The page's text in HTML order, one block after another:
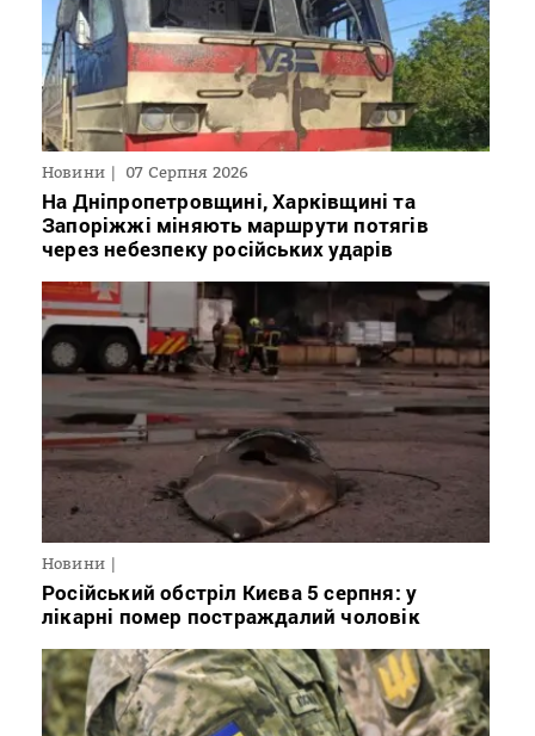
Новини 07 Серпня 2026
На Дніпропетровщині, Харківщині та
Запоріжжі міняють маршрути потягів
через небезпеку російських ударів
Новини
Російський обстріл Києва 5 серпня: у
лікарні помер постраждалий чоловік